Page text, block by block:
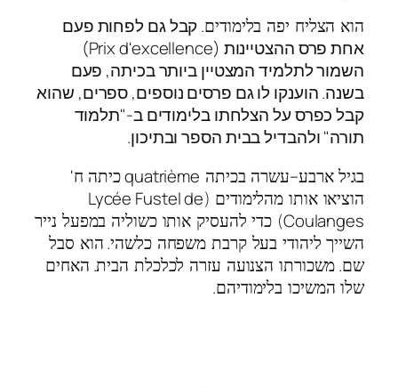
הוא הצליח יפה בלימודים. קבל גם לפחות פעם
אחת פרס ההצטיינות (Prix d'excellence)
השמור לתלמיד המצטיין ביותר בכיתה, פעם
בשנה. הוענקו לו גם פרסים נוספים, ספרים, שהוא
קבל כפרס על הצלחתו בלימודים ב-"תלמוד
תורה" ולהבדיל בבית הספר ובתיכון.
בגיל ארבע–עשרה בכיתה quatrièmeכיתה ח'
הוציאו אותו מהלימודים (Lycée Fustel de
Coulanges) כדי להעסיק אותו כשוליה במפעל נייר
השייך ליהודי בעל קרבת משפחה כלשהי. הוא סבל
שם. משכורתו הצנועה עזרה לכלכלת הבית. האחים
שלו המשיכו בלימודיהם.